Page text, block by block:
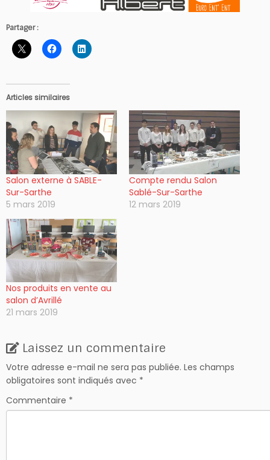
Partager :
Articles similaires
Salon externe à SABLE-
Sur-Sarthe
5 mars 2019
Compte rendu Salon
Sablé-Sur-Sarthe
12 mars 2019
Nos produits en vente au
salon d’Avrillé
21 mars 2019
Laissez un commentaire
Votre adresse e-mail ne sera pas publiée. Les champs
obligatoires sont indiqués avec *
Commentaire *